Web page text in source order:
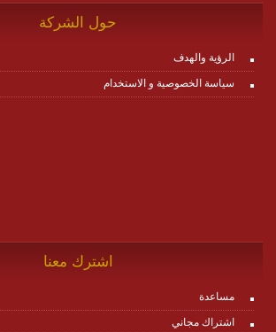
حول الشركة
الرؤية والهدف
سياسة الخصوصية و الاستخدام
اشترك معنا
مساعدة
اشتراك مجاني